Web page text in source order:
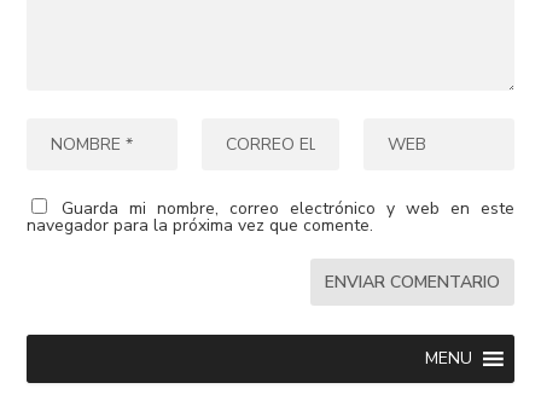
Guarda mi nombre, correo electrónico y web en este
navegador para la próxima vez que comente.
MENU